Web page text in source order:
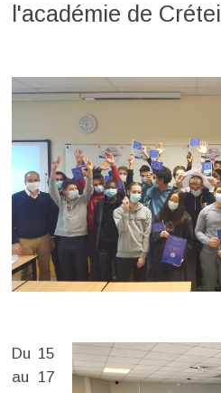
l'académie de Créteil
Du 15
au 17